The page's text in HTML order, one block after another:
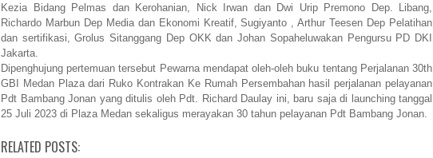
Kezia Bidang Pelmas dan Kerohanian, Nick Irwan dan Dwi Urip Premono Dep. Libang,
Richardo Marbun Dep Media dan Ekonomi Kreatif, Sugiyanto , Arthur Teesen Dep Pelatihan
dan sertifikasi, Grolus Sitanggang Dep OKK dan Johan Sopaheluwakan Pengursu PD DKI
Jakarta.
Dipenghujung pertemuan tersebut Pewarna mendapat oleh-oleh buku tentang Perjalanan 30th
GBI Medan Plaza dari Ruko Kontrakan Ke Rumah Persembahan hasil perjalanan pelayanan
Pdt Bambang Jonan yang ditulis oleh Pdt. Richard Daulay ini, baru saja di launching tanggal
25 Juli 2023 di Plaza Medan sekaligus merayakan 30 tahun pelayanan Pdt Bambang Jonan.
RELATED POSTS: